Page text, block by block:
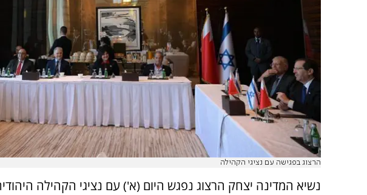
הרצוג בפגישה עם נציגי הקהילה
נשיא המדינה יצחק הרצוג נפגש היום (א') עם נציגי הקהילה